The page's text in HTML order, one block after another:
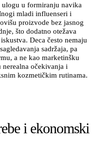
u formiranju navika
mladi influenseri i
proizvode bez jasnog
što dodatno otežava
Deca često nemaju
sadržaja, pa
a ne kao marketinšku
očekivanja i
kozmetičkim rutinama.
i ekonomski